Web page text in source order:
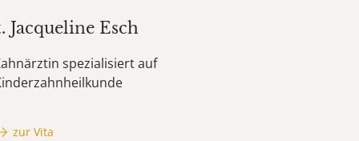
Jacqueline Esch
spezialisiert auf
zur Vita